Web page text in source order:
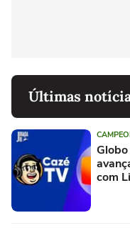
Últimas
com